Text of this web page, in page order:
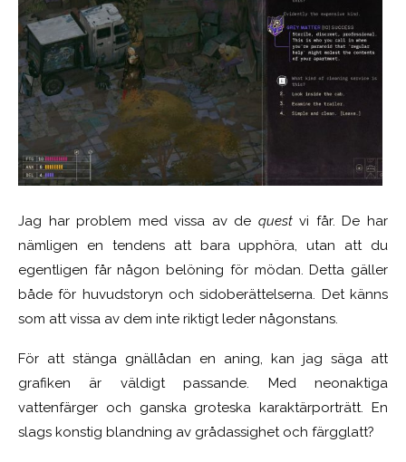
Jag har problem med vissa av de questvi får. De har
nämligen en tendens att bara upphöra, utan att du
egentligen får någon belöning för mödan. Detta gäller
både för huvudstoryn och sidoberättelserna. Det känns
som att vissa av dem inte riktigt leder någonstans.
För att stänga gnällådan en aning, kan jag säga att
grafiken är väldigt passande. Med neonaktiga
vattenfärger och ganska groteska karaktärporträtt. En
slags konstig blandning av grådassighet och färgglatt?